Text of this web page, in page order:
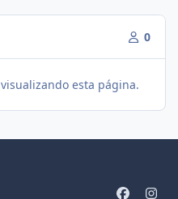
0
esta página.